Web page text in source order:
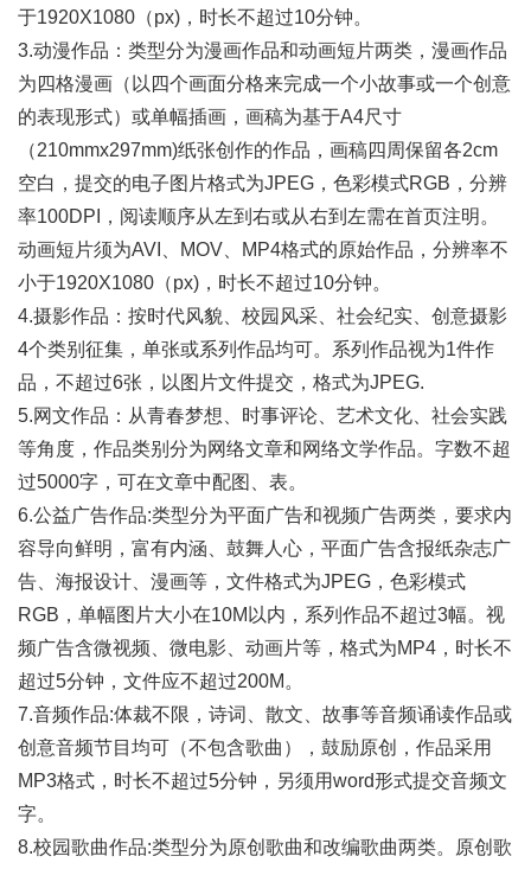
于1920X1080（px)，时长不超过10分钟。
3.动漫作品：类型分为漫画作品和动画短片两类，漫画作品
为四格漫画（以四个画面分格来完成一个小故事或一个创意
的表现形式）或单幅插画，画稿为基于A4尺寸
（210mmx297mm)纸张创作的作品，画稿四周保留各2cm
空白，提交的电子图片格式为JPEG，色彩模式RGB，分辨
率100DPI，阅读顺序从左到右或从右到左需在首页注明。
动画短片须为AVI、MOV、MP4格式的原始作品，分辨率不
小于1920X1080（px)，时长不超过10分钟。
4.摄影作品：按时代风貌、校园风采、社会纪实、创意摄影
4个类别征集，单张或系列作品均可。系列作品视为1件作
品，不超过6张，以图片文件提交，格式为JPEG.
5.网文作品：从青春梦想、时事评论、艺术文化、社会实践
等角度，作品类别分为网络文章和网络文学作品。字数不超
过5000字，可在文章中配图、表。
6.公益广告作品:类型分为平面广告和视频广告两类，要求内
容导向鲜明，富有内涵、鼓舞人心，平面广告含报纸杂志广
告、海报设计、漫画等，文件格式为JPEG，色彩模式
RGB，单幅图片大小在10M以内，系列作品不超过3幅。视
频广告含微视频、微电影、动画片等，格式为MP4，时长不
超过5分钟，文件应不超过200M。
7.音频作品:体裁不限，诗词、散文、故事等音频诵读作品或
创意音频节目均可（不包含歌曲），鼓励原创，作品采用
MP3格式，时长不超过5分钟，另须用word形式提交音频文
字。
8.校园歌曲作品:类型分为原创歌曲和改编歌曲两类。原创歌